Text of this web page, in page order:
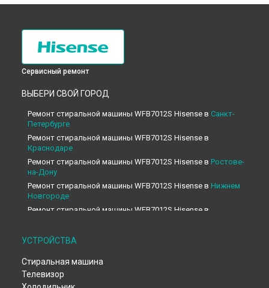
Сервисный ремонт
ВЫБЕРИ СВОЙ ГОРОД
Ремонт стиральной машины WFB7012S Hisense в Санкт-
Петербурге
Ремонт стиральной машины WFB7012S Hisense в
Краснодаре
Ремонт стиральной машины WFB7012S Hisense в Ростове-
на-Дону
Ремонт стиральной машины WFB7012S Hisense в Нижнем
Новгороде
Ремонт стиральной машины WFB7012S Hisense в
Ремонт стиральной машины WFB7012S Hisense в
Челябинске
Ремонт стиральной машины WFB7012S Hisense в
Екатеринбурге
Ремонт стиральной машины WFB7012S Hisense в
УСТРОЙСТВА
Стиральная машина
Телевизор